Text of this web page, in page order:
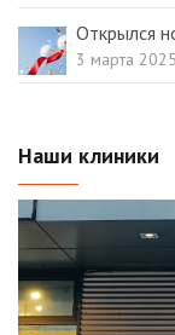
Открылся
3 марта 2025
Наши клиники